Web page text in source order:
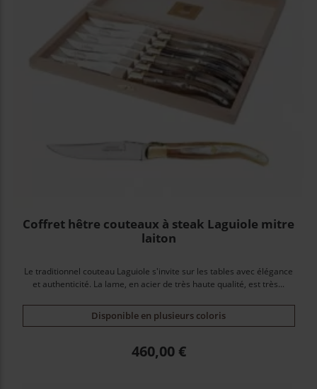
Coffret hêtre couteaux à steak Laguiole mitre
laiton
Le traditionnel couteau Laguiole s'invite sur les tables avec élégance
et authenticité. La lame, en acier de très haute qualité, est très...
Disponible en plusieurs coloris
Prix
460,00 €